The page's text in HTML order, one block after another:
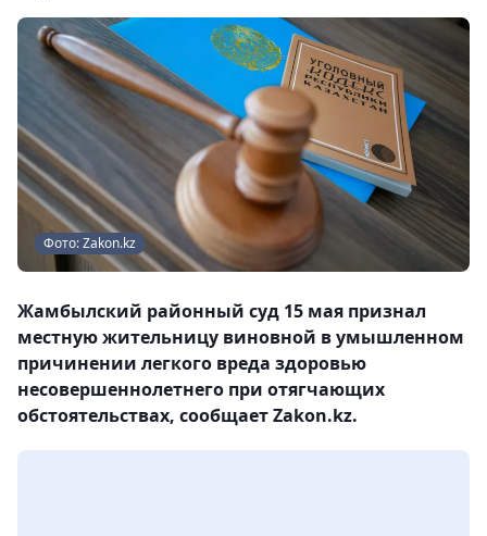
Фото: Zakon.kz
Жамбылский районный суд 15 мая признал
местную жительницу виновной в умышленном
причинении легкого вреда здоровью
несовершеннолетнего при отягчающих
обстоятельствах, сообщает Zakon.kz.